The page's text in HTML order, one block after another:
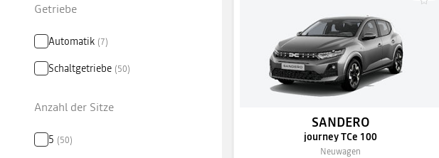
Getriebe
Automatik (7)
Schaltgetriebe (50)
Anzahl der Sitze
5 (50)
SANDERO
journey TCe 100
Neuwagen